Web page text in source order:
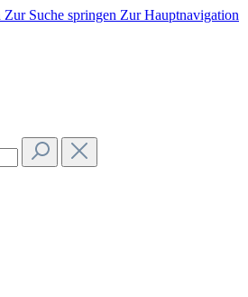
Zur Suche springen Zur Hauptnavigation